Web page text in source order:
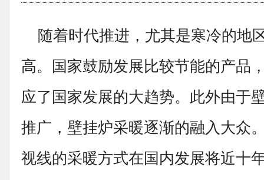
随着时代推进，尤其是寒冷的地
高。国家鼓励发展比较节能的产品
应了国家发展的大趋势。此外由于
推广，壁挂炉采暖逐渐的融入大众
视线的采暖方式在国内发展将近十